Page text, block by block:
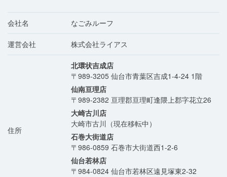
会社名 なごみルーフ
運営会社 株式会社ライアス
住所
北環状吉成店
〒989-3205 仙台市青葉区吉成1-4-24 1階
仙南亘理店
〒989-2382 亘理郡亘理町逢隈上郡字花立26
大崎古川店
大崎市古川（現在移転中）
石巻大街道店
〒986-0859 石巻市大街道西1-2-6
仙台若林店
〒984-0824 仙台市若林区遠見塚東2-32